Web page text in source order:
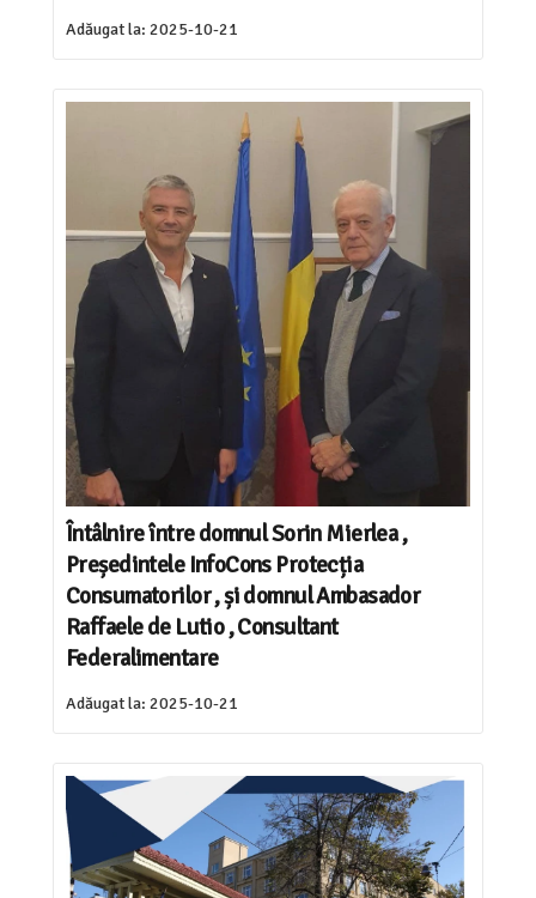
Adăugat la: 2025-10-21
Întâlnire între domnul Sorin Mierlea ,
Președintele InfoCons Protecția
Consumatorilor , și domnul Ambasador
Raffaele de Lutio , Consultant
Federalimentare
Adăugat la: 2025-10-21